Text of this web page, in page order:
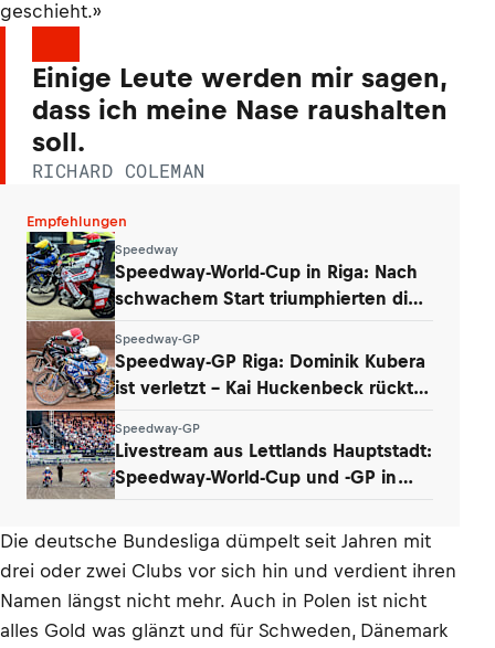
geschieht.»
Einige Leute werden mir sagen,
dass ich meine Nase raushalten
soll.
RICHARD COLEMAN
Empfehlungen
Speedway
Speedway-World-Cup in Riga: Nach
schwachem Start triumphierten die
Speedway-GP
Speedway-GP Riga: Dominik Kubera
ist verletzt – Kai Huckenbeck rückt
Speedway-GP
Livestream aus Lettlands Hauptstadt:
Speedway-World-Cup und -GP in
Die deutsche Bundesliga dümpelt seit Jahren mit
drei oder zwei Clubs vor sich hin und verdient ihren
Namen längst nicht mehr. Auch in Polen ist nicht
alles Gold was glänzt und für Schweden, Dänemark